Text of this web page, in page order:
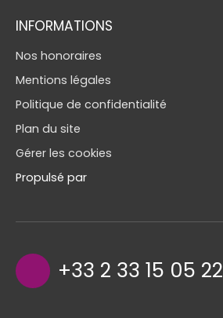
INFORMATIONS
Nos honoraires
Mentions légales
Politique de confidentialité
Plan du site
Gérer les cookies
Propulsé par
+33 2 33 15 05 22